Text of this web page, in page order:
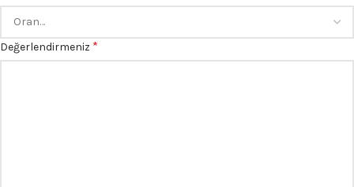
Değerlendirmeniz *